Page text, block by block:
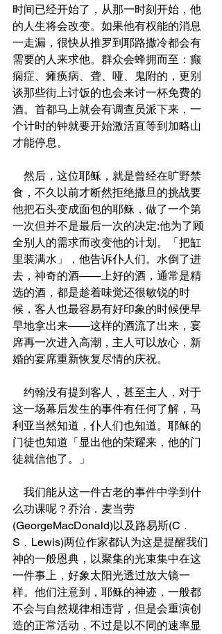
时间已经开始了，从那一时刻开始，他
的人生将会改变。如果他有权能的消息
一走漏，很快从推罗到耶路撒冷都会有
需要的人来求他。群众会蜂拥而至：癫
痫症、瘫痪病、聋、哑、鬼附的，更别
谈那些街上讨饭的也会来讨一杯免费的
酒。首都马上就会有调查员派下来，一
个计时的钟就要开始激活直等到加略山
才能停息。
食，不久以前才断然拒绝撒旦的挑战要
他把石头变成面包的耶稣，做了一个第
一次但并不是最后一次的决定:他为了顾
全别人的需求而改变他的计划。「把缸
里装满水」，他告诉仆人们。水倒了进
去，神奇的酒——上好的酒，通常是精
选的酒，都是趁着味觉还很敏锐的时
候，客人也最容易有好印象的时候便早
早地拿出来——这样的酒流了出来，宴
席再一次进入高潮，主人可以放心，新
婚的宴席重新恢复尽情的庆祝。
这一场幕后发生的事件有任何了解，马
利亚当然知道，仆人们也知道。耶稣的
门徒也知道「显出他的荣耀来，他的门
徒就信他了。」
么功课呢？乔治．麦当劳
(GeorgeMacDonald)以及路易斯(C﹒
S﹒Lewis)两位作家都认为这是提醒我们
神的一般恩典，以聚集的光束集中在这
一件事上，好象太阳光透过放大镜一
样。他们注意到，耶稣的神迹，一般都
不会与自然规律相违背，但是会重演创
造的正常活动，不过是以不同的速率显